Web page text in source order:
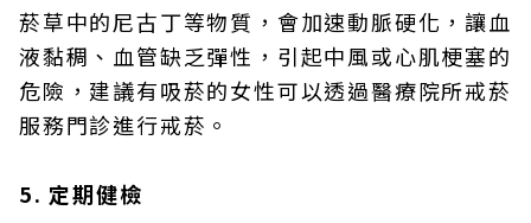
菸草中的尼古丁等物質，會加速動脈硬化，讓血
液黏稠、血管缺乏彈性，引起中風或心肌梗塞的
危險，建議有吸菸的女性可以透過醫療院所戒菸
服務門診進行戒菸。
5. 定期健檢